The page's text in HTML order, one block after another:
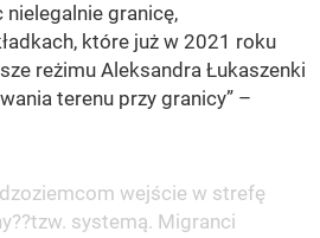
nielegalnie granicę,
które już w 2021 roku
reżimu Aleksandra Łukaszenki
terenu przy granicy” –
wejście w strefę
systemą. Migranci